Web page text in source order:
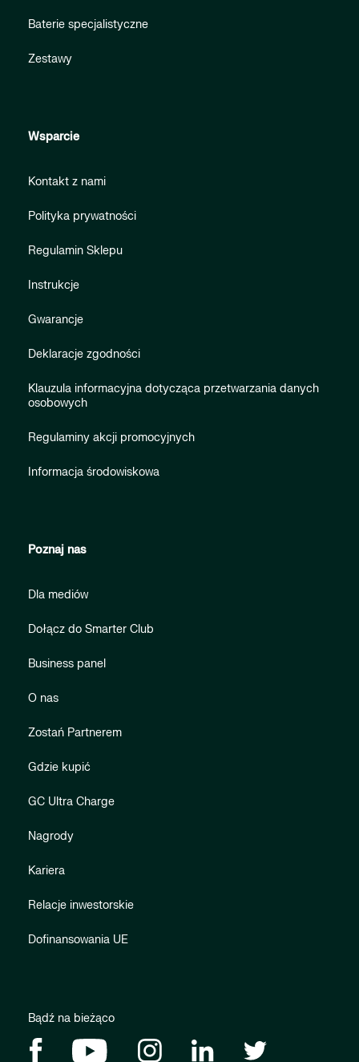
Baterie specjalistyczne
Zestawy
Wsparcie
Kontakt z nami
Polityka prywatności
Regulamin Sklepu
Instrukcje
Gwarancje
Deklaracje zgodności
Klauzula informacyjna dotycząca przetwarzania danych
osobowych
Regulaminy akcji promocyjnych
Informacja środowiskowa
Poznaj nas
Dla mediów
Dołącz do Smarter Club
Business panel
O nas
Zostań Partnerem
Gdzie kupić
GC Ultra Charge
Nagrody
Kariera
Relacje inwestorskie
Dofinansowania UE
Bądź na bieżąco